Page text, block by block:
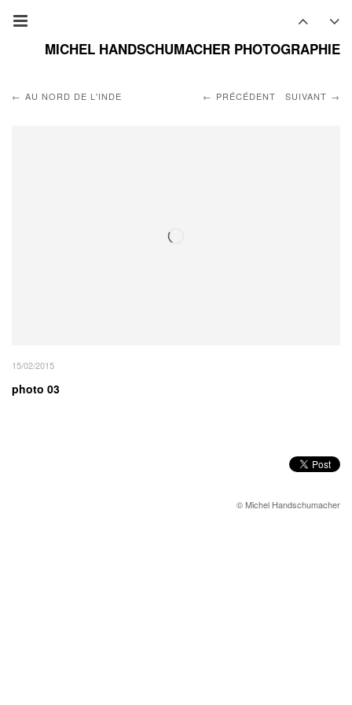
MICHEL HANDSCHUMACHER PHOTOGRAPHIE
PRÉCÉDENT SUIVANT
AU NORD DE L'INDE
15/02/2015
photo 03
© Michel Handschumacher